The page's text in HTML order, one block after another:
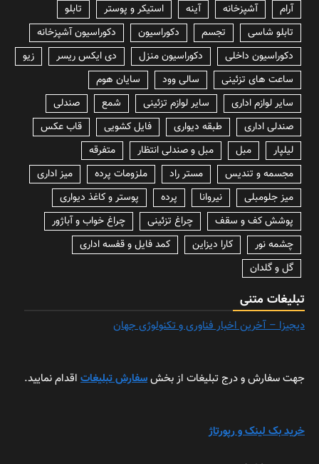
آرام
آشپزخانه آینه استیکر و پوستر
تابلو
تابلو شاسی
تجسم دکوراسیون
دکوراسیون آشپزخانه
دکوراسیون داخلی
دکوراسیون منزل دی ایکس ریسر
زیو
ساعت های تزئینی
سالی وود
سایان هوم
سایر لوازم اداری
سایر لوازم تزئینی شمع
صندلی
صندلی اداری
طبقه دیواری فایل کشویی
قاب عکس
لیلپار
مبل مبل و صندلی انتظار
متفرقه
مجسمه و تندیس
مستر راد ملزومات پرده
میز اداری
میز جلومبلی
نیروانا پرده
پوستر و کاغذ دیواری
پوشش کف و سقف
چراغ تزئینی
چراغ خواب و آباژور
چشمه نور
کارا دیزاین
کمد فایل و قفسه اداری
گل و گلدان
تبلیغات متنی
دیجیزا – آخرین اخبار فناوری و تکنولوژی جهان
جهت سفارش و درج تبلیغات از بخشسفارش تبلیغات اقدام نمایید.
خرید بک لینک و رپورتاژ